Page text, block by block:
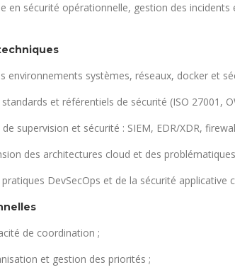
en sécurité opérationnelle, gestion des incidents
environnements systèmes, réseaux, docker et
et référentiels de sécurité (ISO 27001,
supervision et sécurité : SIEM, EDR/XDR,
des architectures cloud et des
DevSecOps et de la sécurité applicative
de coordination ;
et gestion des priorités ;